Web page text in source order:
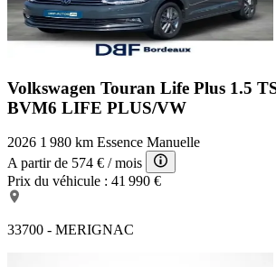
Volkswagen Touran Life Plus 1.5
BVM6 LIFE PLUS/VW
2026 1 980 km Essence Manuelle
A partir de 574 € / mois
Prix du véhicule : 41 990 €
33700 - MERIGNAC